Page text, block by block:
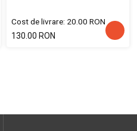
Cost de livrare: 20.00 RON
130.00 RON